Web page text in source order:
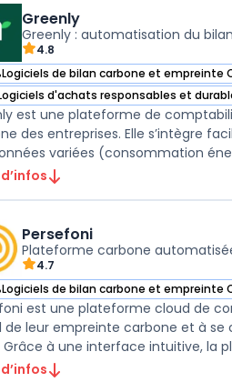
Greenly
Greenly : automatisation du bilan
4.8
Logiciels de bilan carbone et empreinte
Greenly dans cette catégorie
d'achats responsables et
Greenly dans cette catégorie
est une plateforme de
des entreprises. Elle s’intègre
variées (consommation
Persefoni
Plateforme carbone
4.7
Logiciels de bilan carbone et empreinte
Persefoni dans cette catégorie
est une plateforme cloud de
de leur empreinte carbone et à
Grâce à une interface intuitive, la